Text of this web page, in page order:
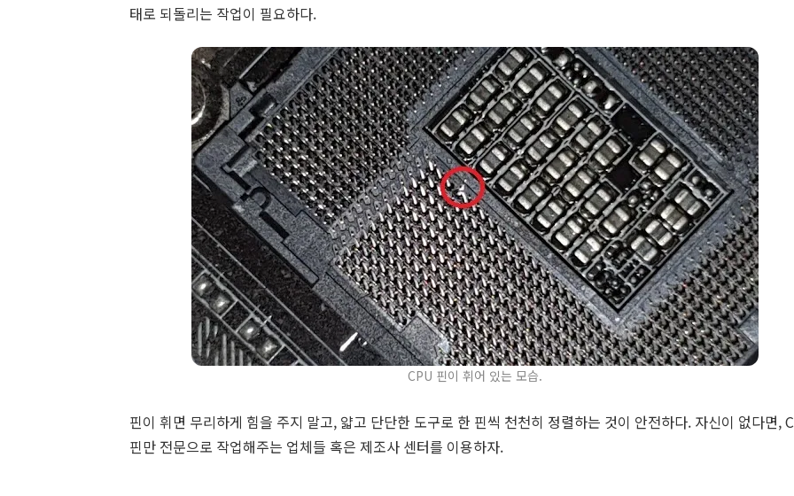
태로 되돌리는 작업이 필요하다.
CPU 핀이 휘어 있는 모습.
핀이 휘면 무리하게 힘을 주지 말고, 얇고 단단한 도구로 한 핀씩 천천히 정렬하는 것이 안전하다. 자신이 없다면,
핀만 전문으로 작업해주는 업체들 혹은 제조사 센터를 이용하자.